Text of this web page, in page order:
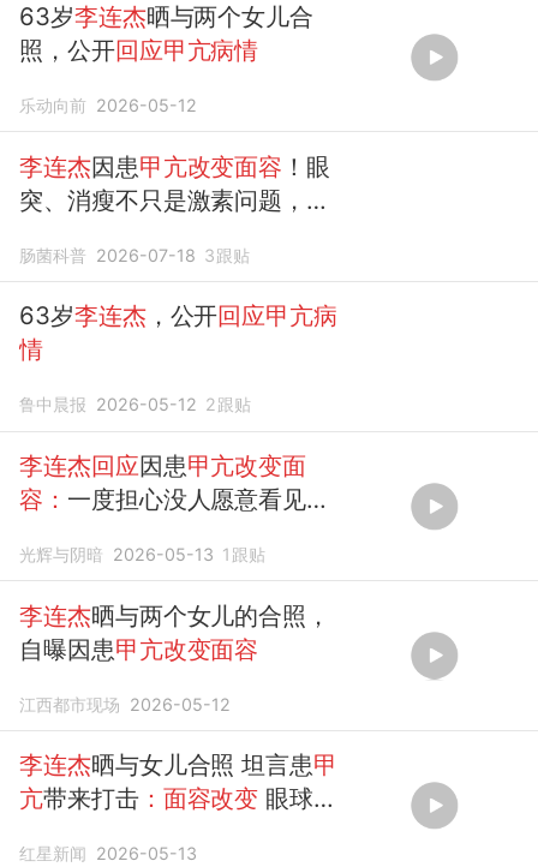
63岁李连杰晒与两个女儿合
照，公开回应甲亢病情
乐动向前 2026-05-12
李连杰因患甲亢改变面容 ！眼
突、消瘦不只是激素问题，肠
肠菌科普 2026-07-18 3跟贴
63岁李连杰，公开回应甲亢病
情
鲁中晨报 2026-05-12 2跟贴
李连杰回应因患甲亢改变面
容： 一度担心没人愿意看见自
光辉与阴暗 2026-05-13 1 跟贴
李连杰晒与两个女儿的合照，
自曝因患甲亢改变面容
江西都市现场 2026-05-12
李连杰晒与女儿合照 坦言患甲
亢带来打击：面容改变 眼球突
红星新闻 2026-05-13